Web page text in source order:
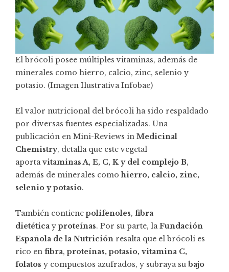
El brócoli posee múltiples vitaminas, además de
minerales como hierro, calcio, zinc, selenio y
potasio. (Imagen Ilustrativa Infobae)
El valor nutricional del brócoli ha sido respaldado
por diversas fuentes especializadas. Una
publicación en Mini-Reviews in Medicinal
Chemistry, detalla que este vegetal
aportavitaminas A, E, C, K y del complejo B,
además de minerales comohierro, calcio, zinc,
selenio y potasio.
También contiene polifenoles, fibra
dietética y proteínas. Por su parte, laFundación
Española de la Nutrición resalta que el brócoli es
rico en fibra, proteínas, potasio, vitamina C,
folatos y compuestos azufrados, y subraya su bajo